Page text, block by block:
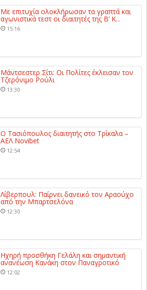
Με επιτυχία ολοκλήρωσαν τα γραπτά και
αγωνιστικά τεστ οι διαιτητές της Β’ Κ...
15:16
Μάντσεστερ Σίτι: Οι Πολίτες έκλεισαν τον
Τζερόνιμο Ρούλι
13:30
Ο Τασιόπουλος διαιτητής στο Τρίκαλα –
ΑΕΛ Novibet
12:54
Λίβερπουλ: Παίρνει δανεικό τον Αραούχο
από την Μπαρτσελόνα
12:30
Ηχηρή προσθήκη Γελάλη και σημαντική
ανανέωση Κανάκη στον Παναγροτικό
12:02